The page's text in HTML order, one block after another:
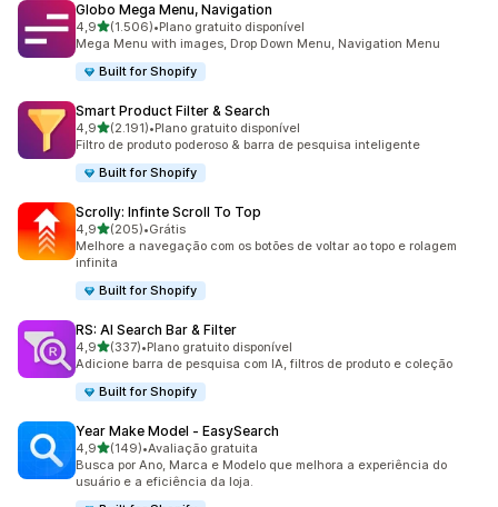
Globo Mega Menu, Navigation
4,9de 5 estrelas
(1.506)
1506 avaliações ao todo
•Plano gratuito disponível
Mega Menu with images, Drop Down Menu, Navigation Menu
Built for Shopify
Smart Product Filter & Search
4,9de 5 estrelas
(2.191)
2191 avaliações ao todo
•Plano gratuito disponível
Filtro de produto poderoso & barra de pesquisa inteligente
Built for Shopify
Scrolly: Infinte Scroll To Top
4,9de 5 estrelas
(205)
205 avaliações ao todo
•Grátis
Melhore a navegação com os botões de voltar ao topo e rolagem
infinita
Built for Shopify
RS: AI Search Bar & Filter
4,9de 5 estrelas
(337)
337 avaliações ao todo
•Plano gratuito disponível
Adicione barra de pesquisa com IA, filtros de produto e coleção
Built for Shopify
Year Make Model ‑ EasySearch
4,9de 5 estrelas
(149)
149 avaliações ao todo
•Avaliação gratuita
Busca por Ano, Marca e Modelo que melhora a experiência do
usuário e a eficiência da loja.